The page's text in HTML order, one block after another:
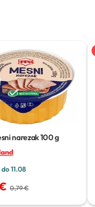
narezak100 g
11.08
0,79 €